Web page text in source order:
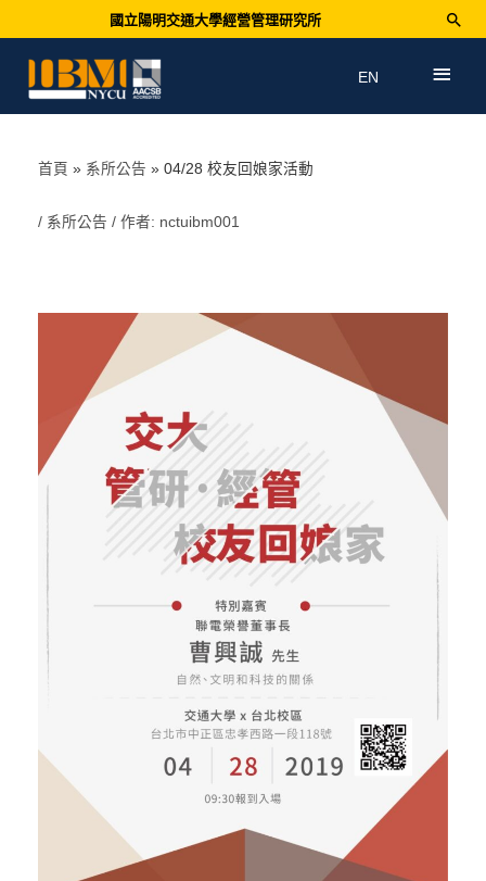
國立陽明交通大學經營管理研究所
EN
首頁 系所公告 04/28 校友回娘家活動
/ 系所公告 / 作者: nctuibm001